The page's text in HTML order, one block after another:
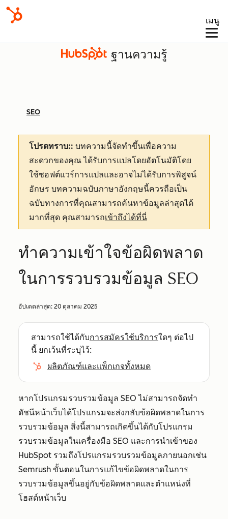
เมนู
ฐานความรู้
SEO
โปรดทราบ:: บทความนี้จัดทำขึ้นเพื่อความ
สะดวกของคุณได้รับการแปลโดยอัตโนมัติโดย
ใช้ซอฟต์แวร์การแปลและอาจไม่ได้รับการพิสูจน์
อักษร บทความฉบับภาษาอังกฤษนี้ควรถือเป็น
ฉบับทางการที่คุณสามารถค้นหาข้อมูลล่าสุดได้
มากที่สุด คุณสามารถเข้าถึงได้ที่นี่
ทำความเข้าใจข้อผิดพลาด
ในการรวบรวมข้อมูล SEO
อัปเดตล่าสุด: 20 ตุลาคม 2025
สามารถใช้ได้กับการสมัครใช้บริการใดๆ ต่อไป
นี้ ยกเว้นที่ระบุไว้:
ผลิตภัณฑ์และแพ็กเกจทั้งหมด
หากโปรแกรมรวบรวมข้อมูล SEO ไม่สามารถจัดทำ
ดัชนีหน้าเว็บได้โปรแกรมจะส่งกลับข้อผิดพลาดในการ
รวบรวมข้อมูล สิ่งนี้สามารถเกิดขึ้นได้กับโปรแกรม
รวบรวมข้อมูลในเครื่องมือ SEO และการนำเข้าของ
HubSpot รวมถึงโปรแกรมรวบรวมข้อมูลภายนอกเช่น
Semrush ขั้นตอนในการแก้ไขข้อผิดพลาดในการ
รวบรวมข้อมูลขึ้นอยู่กับข้อผิดพลาดและตำแหน่งที่
โฮสต์หน้าเว็บ